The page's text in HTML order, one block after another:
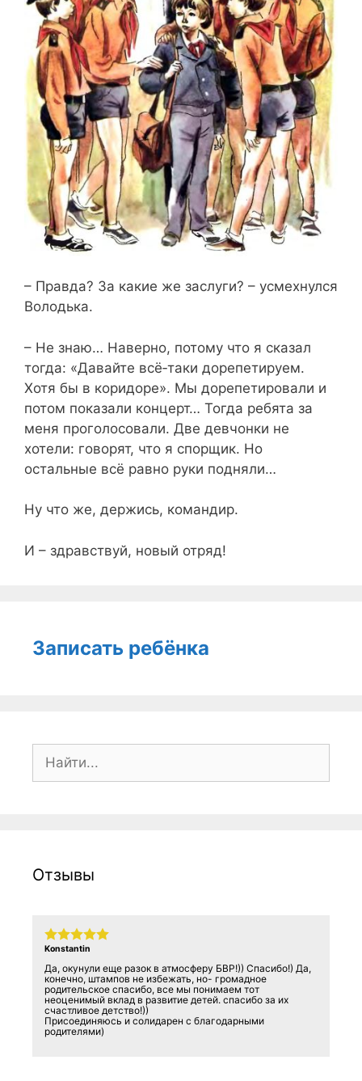
– Правда? За какие же заслуги? – усмехнулся
Володька.
– Не знаю… Наверно, потому что я сказал
тогда: «Давайте всё‑таки дорепетируем.
Хотя бы в коридоре». Мы дорепетировали и
потом показали концерт… Тогда ребята за
меня проголосовали. Две девчонки не
хотели: говорят, что я спорщик. Но
остальные всё равно руки подняли…
Ну что же, держись, командир.
И – здравствуй, новый отряд!
Записать ребёнка
Отзывы
Konstantin
Да, окунули еще разок в атмосферу БВР!)) Спасибо!) Да,
конечно, штампов не избежать, но- громадное
родительское спасибо, все мы понимаем тот
неоценимый вклад в развитие детей. спасибо за их
счастливое детство!))
Присоединяюсь и солидарен с благодарными
родителями)